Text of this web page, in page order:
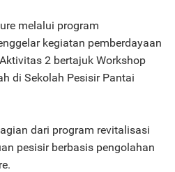
melalui program
kegiatan pemberdayaan
2 bertajuk Workshop
di Sekolah Pesisir Pantai
dari program revitalisasi
pesisir berbasis pengolahan